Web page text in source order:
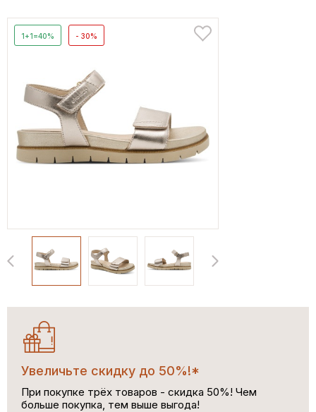
1+1=40% - 30%
Увеличьте скидку до 50%!*
При покупке трёх товаров - скидка 50%! Чем
больше покупка, тем выше выгода!